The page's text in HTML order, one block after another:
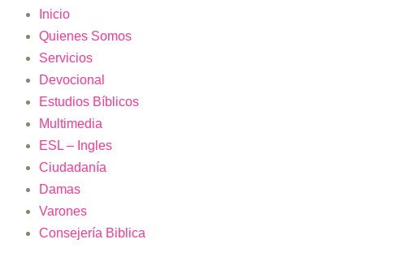
Inicio
Quienes Somos
Servicios
Devocional
Estudios Bíblicos
Multimedia
ESL – Ingles
Ciudadanía
Damas
Varones
Consejería Biblica